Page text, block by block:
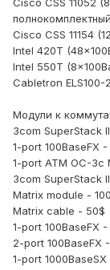
Cisco CSS 11052
Cisco CSS 11154
Intel 420T
Intel 550T
Cabletron
Модули к
3com SuperStack
1-port 100BaseFX
1-port ATM OC-3c
3com SuperStack
Matrix module -
Matrix cable - 50$
1-port 100BaseFX
2-port 100BaseFX
1-port 1000BaseSX